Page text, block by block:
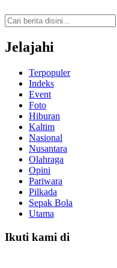
Jelajahi
Terpopuler
Indeks
Event
Foto
Hiburan
Kaltim
Nasional
Nusantara
Olahraga
Opini
Pariwara
Pilkada
Sepak Bola
Utama
Ikuti kami di